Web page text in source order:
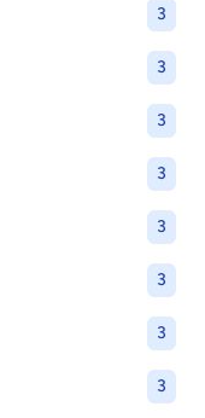
3
3
3
3
3
3
3
3